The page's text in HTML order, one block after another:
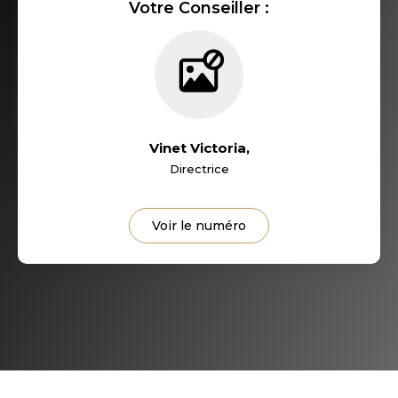
RESTAURANTS ET CAFÉS
MÉDECINS
Votre Conseiller :
Vinet Victoria,
Directrice
Voir le numéro